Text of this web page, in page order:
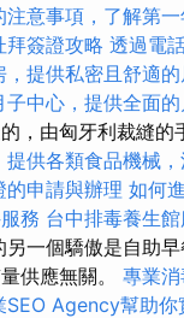
注意事項，了解第
拜簽證攻略 透過電
提供私密且舒適
子中心，提供全面
，由匈牙利裁縫的
提供各類食品機械
的申請與辦理 如何
務 台中排毒養生
另一個驕傲是自助
供應無關。 專業
SEO Agency幫助你